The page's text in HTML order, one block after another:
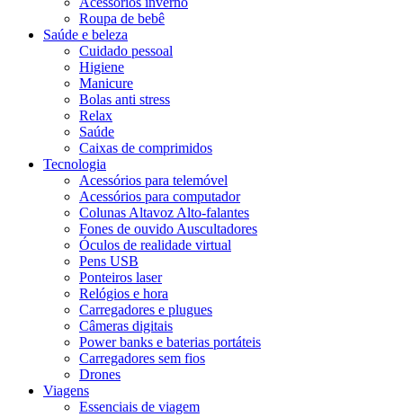
Roupa de bebê
Saúde e beleza
Cuidado pessoal
Higiene
Manicure
Bolas anti stress
Relax
Saúde
Caixas de comprimidos
Tecnologia
Acessórios para telemóvel
Acessórios para computador
Colunas Altavoz Alto-falantes
Fones de ouvido Auscultadores
Óculos de realidade virtual
Pens USB
Ponteiros laser
Relógios e hora
Carregadores e plugues
Câmeras digitais
Power banks e baterias portáteis
Carregadores sem fios
Drones
Viagens
Essenciais de viagem